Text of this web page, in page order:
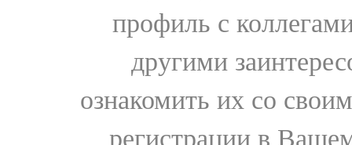
профиль с
другими
ознакомить их со
регистрации в